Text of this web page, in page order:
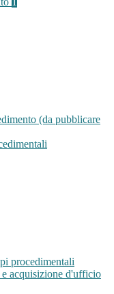
(da pubblicare
procedimentali
acquisizione d'ufficio